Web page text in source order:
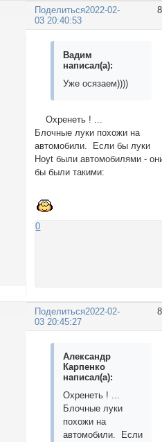
Поделиться2022-02-
03 20:40:53
Вадим
написал(а):
Уже осязаем))))
Охренеть ! ...
Блочные луки похожи на
автомобили. Если бы луки
Hoyt были автомобилями -
бы были такими:
0
Поделиться2022-02-
03 20:45:27
Александр
Карпенко
написал(а):
Охренеть ! ...
Блочные луки
похожи на
автомобили. Если